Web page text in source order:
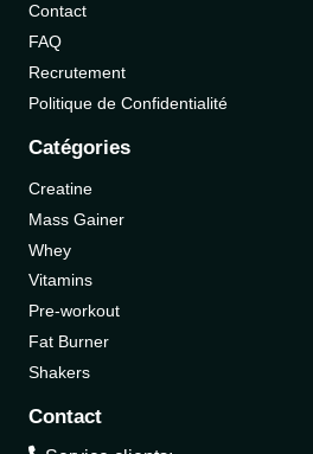
Contact
FAQ
Recrutement
Politique de Confidentialité
Catégories
Creatine
Mass Gainer
Whey
Vitamins
Pre-workout
Fat Burner
Shakers
Contact